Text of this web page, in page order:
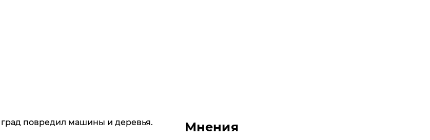
град повредил машины и деревья. Мнения